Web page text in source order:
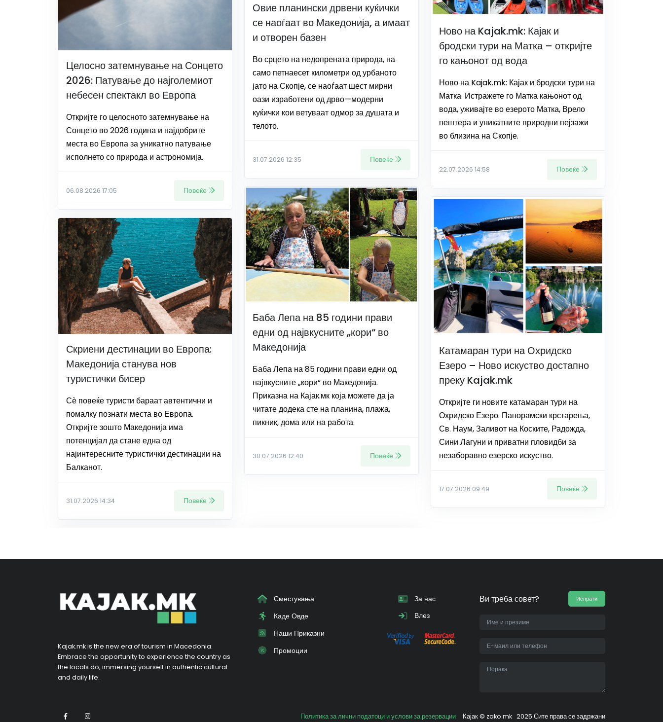
Целосно затемнување на Сонцето
2026: Патување до најголемиот
небесен спектакл во Европа
Откријте го целосното затемнување на
Сонцето во 2026 година и најдобрите
места во Европа за уникатно патување
исполнето со природа и астрономија.
06.08.2026 17:05 Повеќе
Скриени дестинации во Европа:
Македонија станува нов
туристички бисер
Сѐ повеќе туристи бараат автентични и
помалку познати места во Европа.
Откријте зошто Македонија има
потенцијал да стане една од
најинтересните туристички дестинации на
Балканот.
31.07.2026 14:34 Повеќе
Овие планински дрвени куќички
се наоѓаат во Македонија, а имаат
и отворен базен
Во срцето на недопрената природа, на
само петнаесет километри од урбаното
јато на Скопје, се наоѓаат шест мирни
оази изработени од дрво—модерни
куќички кои ветуваат одмор за душата и
телото.
31.07.2026 12:35 Повеќе
Баба Лепа на 85 години прави
едни од највкусните „кори“ во
Македонија
Баба Лепа на 85 години прави едни од
највкусните „кори“ во Македонија.
Приказна на Кајак.мк која можете да ја
читате додека сте на планина, плажа,
пикник, дома или на работа.
30.07.2026 12:40 Повеќе
Ново на Kajak.mk: Кајак и
бродски тури на Матка – откријте
го кањонот од вода
Ново на Kajak.mk: Кајак и бродски тури на
Матка. Истражете го Матка кањонот од
вода, уживајте во езерото Матка, Врело
пештера и уникатните природни пејзажи
во близина на Скопје.
22.07.2026 14:58 Повеќе
Катамаран тури на Охридско
Езеро – Ново искуство достапно
преку Kajak.mk
Откријте ги новите катамаран тури на
Охридско Езеро. Панорамски крстарења,
Св. Наум, Заливот на Коските, Радожда,
Сини Лагуни и приватни пловидби за
незаборавно езерско искуство.
17.07.2026 09:49 Повеќе
Kajak.mk is the new era of tourism in Macedonia.
Embrace the opportunity to experience the country as
the locals do, immersing yourself in authentic cultural
and daily life.
Сместувања
Каде Овде
Наши Приказни
Промоции
За нас
Влез
Ви треба совет? Испрати
Политика за лични податоци и услови за резервации• Кајак © zako.mk2025 Сите права се задржани